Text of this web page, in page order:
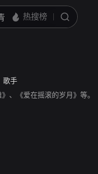
歌手
、《爱在摇滚的岁月》等。